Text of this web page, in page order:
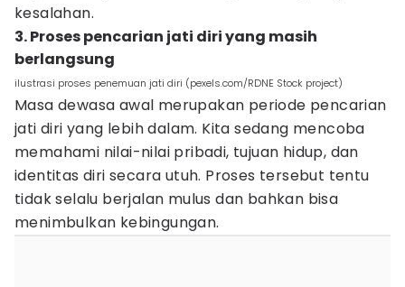
kesalahan.
3. Proses pencarian jati diri yang masih
berlangsung
ilustrasi proses penemuan jati diri (pexels.com/RDNE Stock project)
Masa dewasa awal merupakan periode pencarian
jati diri yang lebih dalam. Kita sedang mencoba
memahami nilai-nilai pribadi, tujuan hidup, dan
identitas diri secara utuh. Proses tersebut tentu
tidak selalu berjalan mulus dan bahkan bisa
menimbulkan kebingungan.